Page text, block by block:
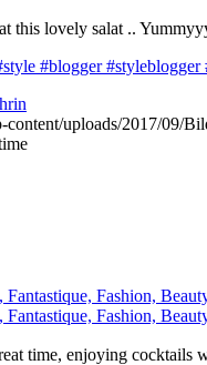
this lovely salat ..
#blogger#styleblogger
uploads/2017/09/
time, enjoying cocktails